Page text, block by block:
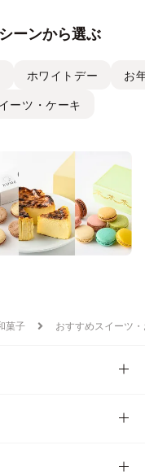
ーンから選ぶ
ホワイトデー お
ーツ・ケーキ
菓子 おすすめスイーツ